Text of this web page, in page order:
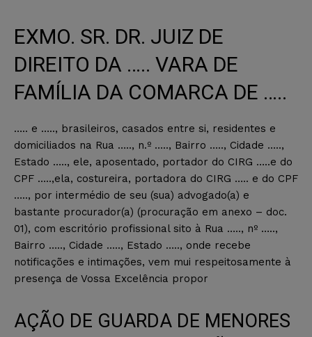
EXMO. SR. DR. JUIZ DE
DIREITO DA ….. VARA DE
FAMÍLIA DA COMARCA DE …..
….. e ….., brasileiros, casados entre si, residentes e
domiciliados na Rua ….., n.º ….., Bairro ….., Cidade …..,
Estado ….., ele, aposentado, portador do CIRG …..e do
CPF …..,ela, costureira, portadora do CIRG ….. e do CPF
….., por intermédio de seu (sua) advogado(a) e
bastante procurador(a) (procuração em anexo – doc.
01), com escritório profissional sito à Rua ….., nº …..,
Bairro ….., Cidade ….., Estado ….., onde recebe
notificações e intimações, vem mui respeitosamente à
presença de Vossa Excelência propor
AÇÃO DE GUARDA DE MENORES